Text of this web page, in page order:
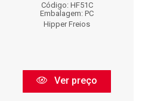
Código: HF51C
Embalagem: PC
Hipper Freios
Ver preço